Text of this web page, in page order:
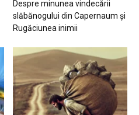
Despre minunea vindecării
slăbănogului din Capernaum și
Rugăciunea inimii